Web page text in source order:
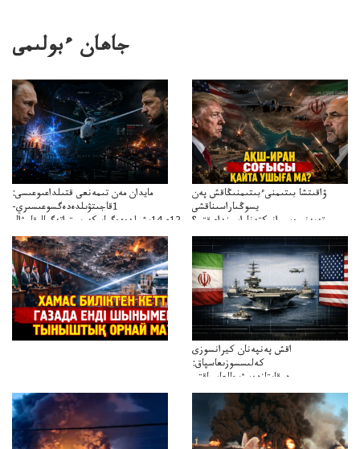
جاھان ءبولىمى
مايدان مەن تىمەنعى قتىلداعىوعىسى:
1قاجىتۋىلدەدەگسوعىسىري-
سترات12ي14ىشىلدەدەگىاسكەريستراتەگيالىقاحۋال
ۋاقىتشا بىتىمنىءبىتىمنىڭاقش پەن
يسوڭىاراسىناقشى
تەپەنىرەسيرانىكتەناراسىنداعىقتى؟
تەكەتىرەسنەلىكتەنقايتاۋشىقتى؟
اقش پەنپەنان كيرانسوزى
كەلىسسوزىعاسپاق:
دوقايتازدەسۋىجالعاسپاقتى
باسەڭدەتدوحا؟
كەزدەسۋىشيەلەنىستىباسەڭدەتەمە؟